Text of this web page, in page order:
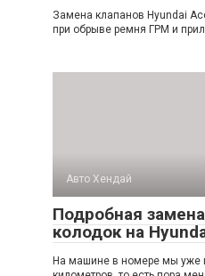
Замена клапанов Hyundai
при обрыве ремня ГРМ и
Авто Хендай
Подробная
колодок на
На машине в номере мы уже